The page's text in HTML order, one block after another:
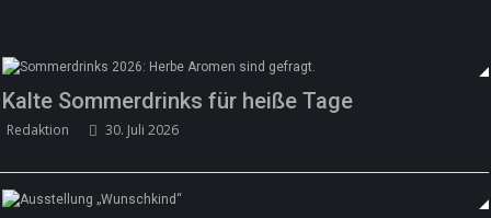
Kalte Sommerdrinks für heiße Tage
Redaktion 30. Juli 2026